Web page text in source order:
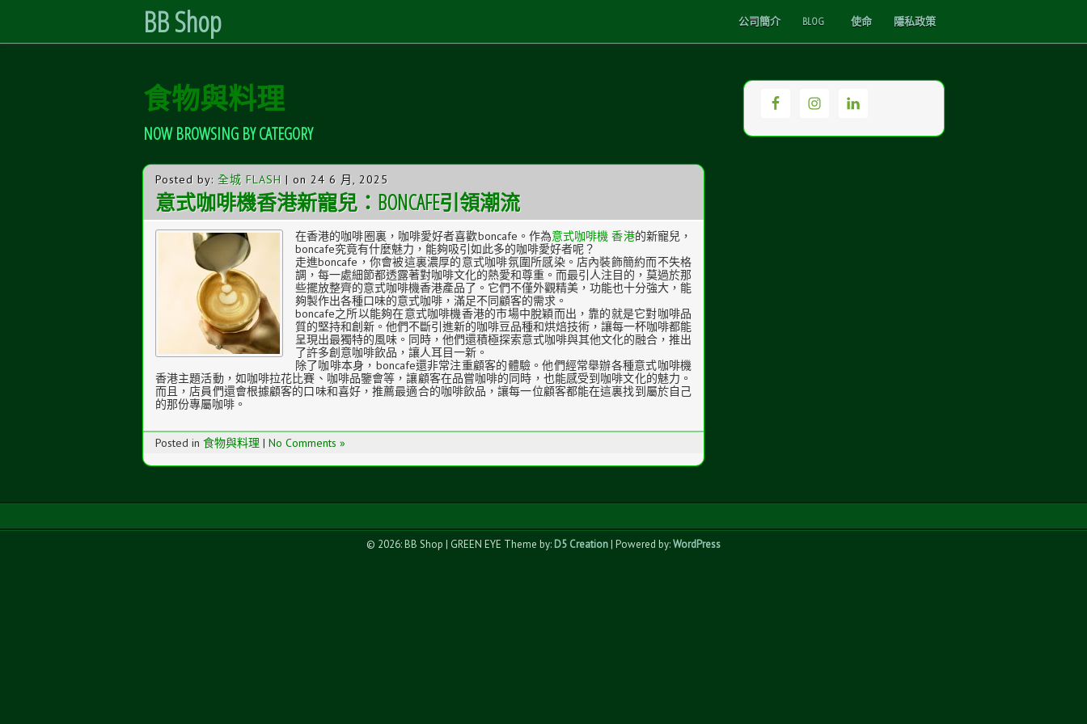
BB Shop 公司簡介 BLOG 使命 隱私政策
食物與料理
NOW BROWSING BY CATEGORY
Posted by: 全城 FLASH | on 24 6 月, 2025
意式咖啡機香港新寵兒：BONCAFE引領潮流
在香港的咖啡圈裏，咖啡愛好者喜歡boncafe。作為意式咖啡機 香港的新寵兒，
boncafe究竟有什麼魅力，能夠吸引如此多的咖啡愛好者呢？
走進boncafe，你會被這裏濃厚的意式咖啡氛圍所感染。店內裝飾簡約而不失格
調，每一處細節都透露著對咖啡文化的熱愛和尊重。而最引人注目的，莫過於那
些擺放整齊的意式咖啡機香港產品了。它們不僅外觀精美，功能也十分強大，能
夠製作出各種口味的意式咖啡，滿足不同顧客的需求。
boncafe之所以能夠在意式咖啡機香港的市場中脫穎而出，靠的就是它對咖啡品
質的堅持和創新。他們不斷引進新的咖啡豆品種和烘焙技術，讓每一杯咖啡都能
呈現出最獨特的風味。同時，他們還積極探索意式咖啡與其他文化的融合，推出
了許多創意咖啡飲品，讓人耳目一新。
除了咖啡本身，boncafe還非常注重顧客的體驗。他們經常舉辦各種意式咖啡機
香港主題活動，如咖啡拉花比賽、咖啡品鑒會等，讓顧客在品嘗咖啡的同時，也能感受到咖啡文化的魅力。
而且，店員們還會根據顧客的口味和喜好，推薦最適合的咖啡飲品，讓每一位顧客都能在這裏找到屬於自己
的那份專屬咖啡。
Posted in 食物與料理 | No Comments »
© 2026: BB Shop | GREEN EYE Theme by: D5 Creation| Powered by:WordPress